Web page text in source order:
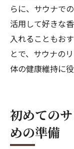
らに、サウナで
活用して好きな
入れることもお
とで、サウナの
体の健康維持に
初めての
めの準備